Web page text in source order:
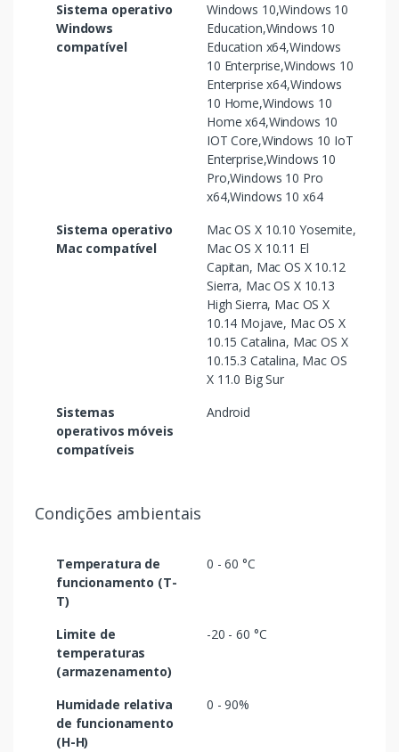
Sistema operativo
Windows
compatível
Windows 10,Windows 10
Education,Windows 10
Education x64,Windows
10 Enterprise,Windows 10
Enterprise x64,Windows
10 Home,Windows 10
Home x64,Windows 10
IOT Core,Windows 10 IoT
Enterprise,Windows 10
Pro,Windows 10 Pro
x64,Windows 10 x64
Sistema operativo
Mac compatível
Mac OS X 10.10 Yosemite,
Mac OS X 10.11 El
Capitan, Mac OS X 10.12
Sierra, Mac OS X 10.13
High Sierra, Mac OS X
10.14 Mojave, Mac OS X
10.15 Catalina, Mac OS X
10.15.3 Catalina, Mac OS
X 11.0 Big Sur
Sistemas
operativos móveis
compatíveis
Android
Condições ambientais
Temperatura de
funcionamento (T-
T)
0 - 60 °C
Limite de
temperaturas
(armazenamento)
-20 - 60 °C
Humidade relativa
de funcionamento
(H-H)
0 - 90%